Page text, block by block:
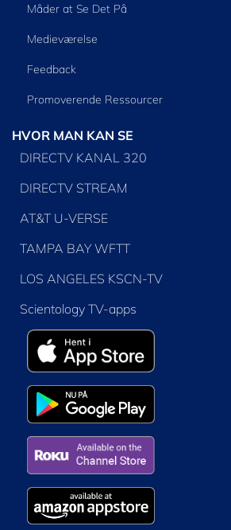
Måder at Se Det På
Medieværelse
Feedback
Promoverende Ressourcer
HVOR MAN KAN SE
DIRECTV KANAL 320
DIRECTV STREAM
AT&T U-VERSE
TAMPA BAY WFTT
LOS ANGELES KSCN-TV
Scientology TV-apps